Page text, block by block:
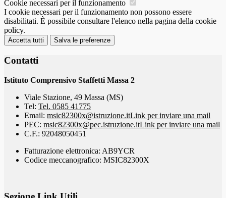
Cookie necessari per il funzionamento
I cookie necessari per il funzionamento non possono essere
disabilitati. È possibile consultare l'elenco nella pagina della cookie
policy.
Accetta tutti Salva le preferenze
Contatti
Istituto Comprensivo Staffetti Massa 2
Viale Stazione, 49 Massa (MS)
Tel: Tel. 0585 41775
Email: msic82300x@istruzione.itLink per inviare una mail
PEC: msic82300x@pec.istruzione.itLink per inviare una mail
C.F.: 92048050451
Fatturazione elettronica: AB9YCR
Codice meccanografico: MSIC82300X